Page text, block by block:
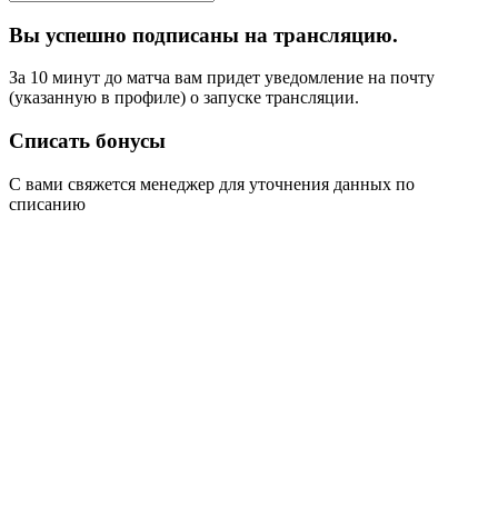
Вы успешно подписаны на трансляцию.
За 10 минут до матча вам придет уведомление на почту
(указанную в профиле) о запуске трансляции.
Списать бонусы
С вами свяжется менеджер для уточнения данных по
списанию